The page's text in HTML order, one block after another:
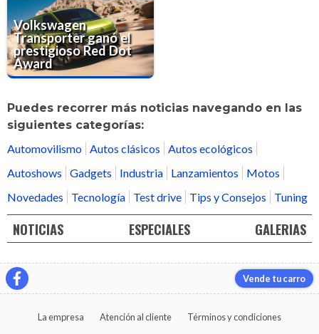
Volkswagen
Transporter ganó el
prestigioso Red Dot
Award
Puedes recorrer más noticias navegando en las
siguientes categorías:
Automovilismo Autos clásicos
Autos ecológicos
Autoshows
Gadgets Industria Lanzamientos
Motos
Novedades
Tecnología Test drive Tips y Consejos Tuning
NOTICIAS ESPECIALES GALERIAS
Vende tu carro
La empresa Atención al cliente Términos y condiciones